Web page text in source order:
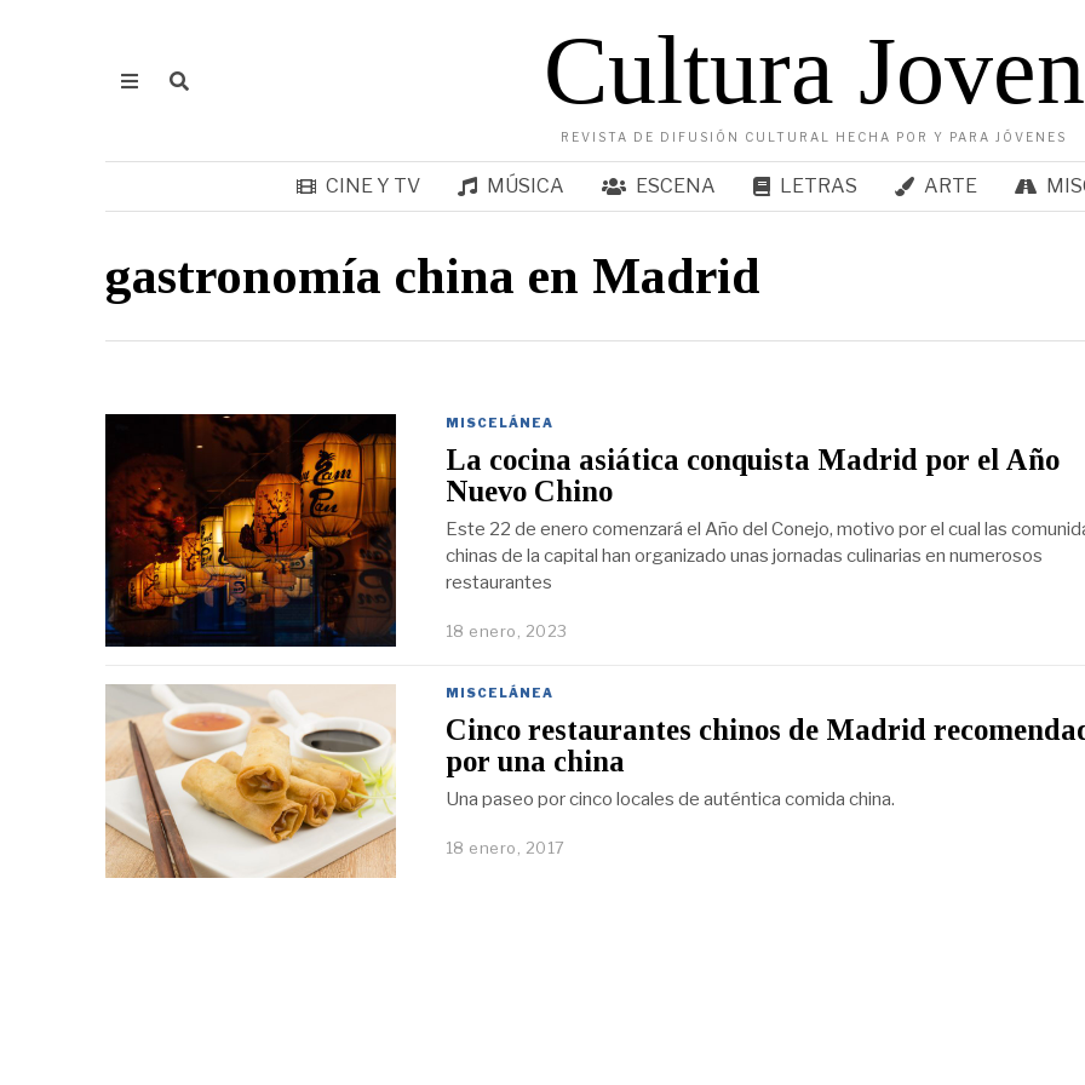
Cultura Joven
REVISTA DE DIFUSIÓN CULTURAL HECHA POR Y PARA JÓVENES
CINE Y TV MÚSICA ESCENA LETRAS ARTE
gastronomía china en Madrid
MISCELÁNEA
La cocina asiática conquista Madrid por el Año
Nuevo Chino
Este 22 de enero comenzará el Año del Conejo, motivo por el cual las
chinas de la capital han organizado unas jornadas culinarias en numerosos
restaurantes
18 enero, 2023
MISCELÁNEA
Cinco restaurantes chinos de Madrid
por una china
Una paseo por cinco locales de auténtica comida china.
18 enero, 2017